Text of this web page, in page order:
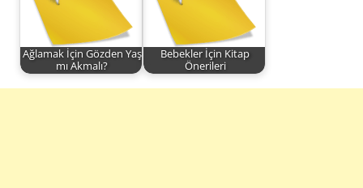
Ağlamak İçin Gözden Yaş
mı Akmalı?
Bebekler İçin Kitap
Önerileri